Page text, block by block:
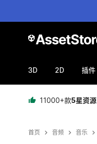
3D 2D 插件
11000+款5星资源
首页 音频 音乐